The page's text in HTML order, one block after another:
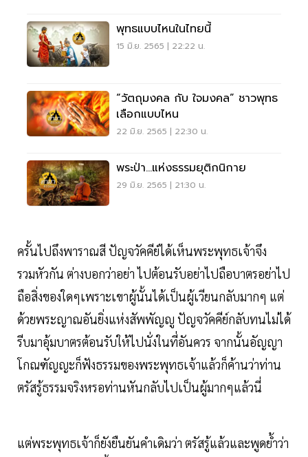
พุทธแบบไหนในไทยนี้
15 มิ.ย. 2565 | 22:22 น.
“วัตถุมงคล กับ ใจมงคล” ชาวพุทธ
เลือกแบบไหน
22 มิ.ย. 2565 | 22:30 น.
พระป่า...แห่งธรรมยุติกนิกาย
29 มิ.ย. 2565 | 21:30 น.
ครั้นไปถึงพาราณสี​ ปัญจวัคคีย์​ได้เห็นพระพุทธเจ้าจึง
รวมหัวกัน ต่างบอกว่าอย่า ไปต้อนรับอย่าไปถือบาตรอย่าไป
ถือสิ่งของใดๆเพราะเขาผู้นั้นได้เป็นผู้เวียนกลับมากๆ​ แต่
ด้วยพระญาณอันยิ่งแห่งสัพพัญญู​ ปัญจวัคคีย์กลับทนไม่ได้
รีบมาอุ้มบาตรต้อนรับให้ไปนั่งในที่อันควร จากนั้นอัญญา
โกณฑัญญะก็ฟังธรรมของพระพุทธเจ้าแล้วก็ค้านว่าท่าน
ตรัสรู้ธรรมจริงหรอท่านหันกลับไปเป็นผู้มากๆแล้วนี่
แต่พระพุทธเจ้าก็ยังยืนยันคำเดิมว่า ตรัสรู้แล้วและพูดย้ำว่า